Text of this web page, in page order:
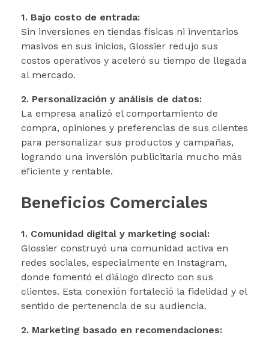
1. Bajo costo de entrada:
Sin inversiones en tiendas físicas ni inventarios
masivos en sus inicios, Glossier redujo sus
costos operativos y aceleró su tiempo de llegada
al mercado.
2. Personalización y análisis de datos:
La empresa analizó el comportamiento de
compra, opiniones y preferencias de sus clientes
para personalizar sus productos y campañas,
logrando una inversión publicitaria mucho más
eficiente y rentable.
Beneficios Comerciales
1. Comunidad digital y marketing social:
Glossier construyó una comunidad activa en
redes sociales, especialmente en Instagram,
donde fomentó el diálogo directo con sus
clientes. Esta conexión fortaleció la fidelidad y el
sentido de pertenencia de su audiencia.
2. Marketing basado en recomendaciones: